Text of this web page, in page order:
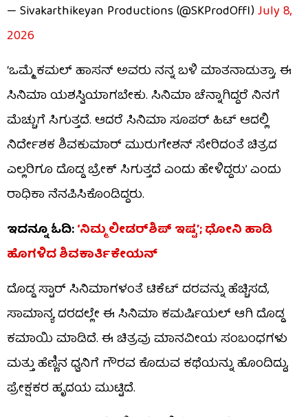
— Sivakarthikeyan Productions (@SKProdOffl)July 8,
2026
‘ಒಮ್ಮೆ ಕಮಲ್ ಹಾಸನ್ ಅವರು ನನ್ನ ಬಳಿ ಮಾತನಾಡುತ್ತಾ, ಈ
ಸಿನಿಮಾ ಯಶಸ್ವಿಯಾಗಬೇಕು. ಸಿನಿಮಾ ಚೆನ್ನಾಗಿದ್ದರೆ ನಿನಗೆ
ಮೆಚ್ಚುಗೆ ಸಿಗುತ್ತದೆ. ಆದರೆ ಸಿನಿಮಾ ಸೂಪರ್ ಹಿಟ್ ಆದಲ್ಲಿ
ನಿರ್ದೇಶಕ ಶಿವಕುಮಾರ್ ಮುರುಗೇಶನ್ ಸೇರಿದಂತೆ ಚಿತ್ರದ
ಎಲ್ಲರಿಗೂ ದೊಡ್ಡ ಬ್ರೇಕ್ ಸಿಗುತ್ತದೆ ಎಂದು ಹೇಳಿದ್ದರು’ ಎಂದು
ರಾಧಿಕಾ ನೆನಪಿಸಿಕೊಂಡಿದ್ದರು.
ಇದನ್ನೂ ಓದಿ:‘ನಿಮ್ಮ ಲೀಡರ್​​ಶಿಪ್ ಇಷ್ಟ’; ಧೋನಿ ಹಾಡಿ
ಹೊಗಳಿದ ಶಿವಕಾರ್ತಿಕೇಯನ್
ದೊಡ್ಡ ಸ್ಟಾರ್ ಸಿನಿಮಾಗಳಂತೆ ಟಿಕೆಟ್ ದರವನ್ನು ಹೆಚ್ಚಿಸದೆ,
ಸಾಮಾನ್ಯ ದರದಲ್ಲೇ ಈ ಸಿನಿಮಾ ಕಮರ್ಷಿಯಲ್ ಆಗಿ ದೊಡ್ಡ
ಕಮಾಯಿ ಮಾಡಿದೆ. ಈ ಚಿತ್ರವು ಮಾನವೀಯ ಸಂಬಂಧಗಳು
ಮತ್ತು ಹೆಣ್ಣಿನ ಧ್ವನಿಗೆ ಗೌರವ ಕೊಡುವ ಕಥೆಯನ್ನು ಹೊಂದಿದ್ದು,
ಪ್ರೇಕ್ಷಕರ ಹೃದಯ ಮುಟ್ಟಿದೆ.